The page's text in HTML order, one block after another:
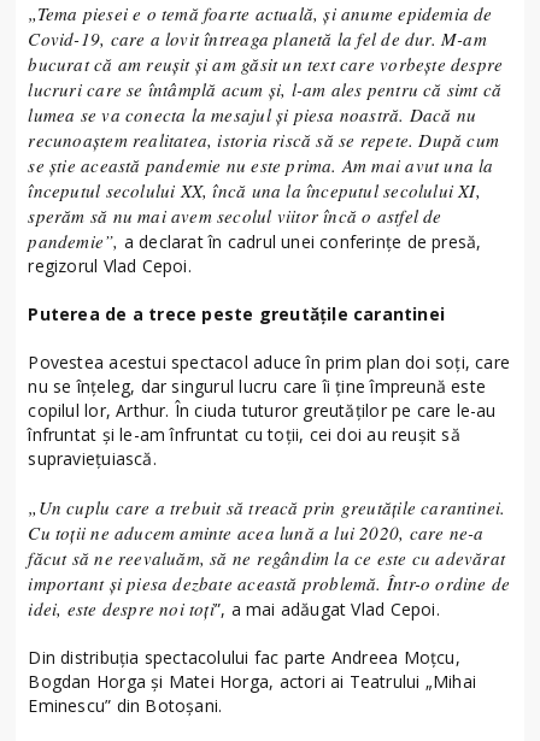
„Tema piesei e o temă foarte actuală, și anume epidemia de
Covid-19, care a lovit întreaga planetă la fel de dur. M-am
bucurat că am reușit și am găsit un text care vorbește despre
lucruri care se întâmplă acum și, l-am ales pentru că simt că
lumea se va conecta la mesajul și piesa noastră. Dacă nu
recunoaștem realitatea, istoria riscă să se repete. După cum
se știe această pandemie nu este prima. Am mai avut una la
începutul secolului XX, încă una la începutul secolului XI,
sperăm să nu mai avem secolul viitor încă o astfel de
pandemie”, a declarat în cadrul unei conferințe de presă,
regizorul Vlad Cepoi.
Puterea de a trece peste greutățile carantinei
Povestea acestui spectacol aduce în prim plan doi soți, care
nu se înțeleg, dar singurul lucru care îi ține împreună este
copilul lor, Arthur. În ciuda tuturor greutăților pe care le-au
înfruntat și le-am înfruntat cu toții, cei doi au reușit să
supraviețuiască.
„Un cuplu care a trebuit să treacă prin greutățile carantinei.
Cu toții ne aducem aminte acea lună a lui 2020, care ne-a
făcut să ne reevaluăm, să ne regândim la ce este cu adevărat
important și piesa dezbate această problemă. Într-o ordine de
idei, este despre noi toți”, a mai adăugat Vlad Cepoi.
Din distribuția spectacolului fac parte Andreea Moțcu,
Bogdan Horga și Matei Horga, actori ai Teatrului „Mihai
Eminescu” din Botoșani.